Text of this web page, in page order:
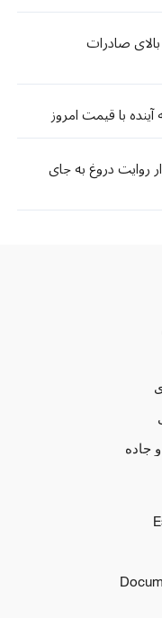
صادرات
با قیمت امروز
روایت دروغ به جای
جاده